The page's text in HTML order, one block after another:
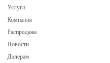
Услуги
Компания
Распродажа
Новости
Дилерам